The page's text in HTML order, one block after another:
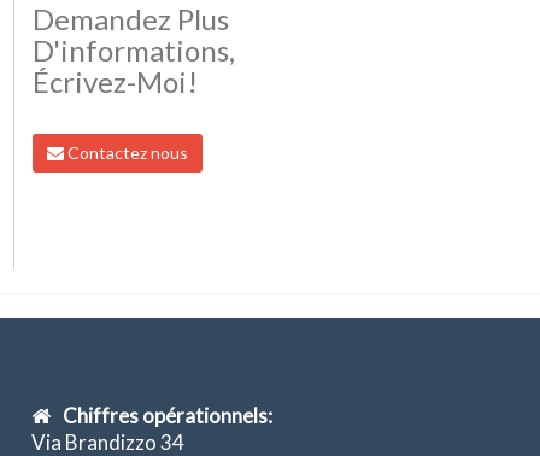
Demandez Plus
D'informations,
Écrivez-Moi!
Contactez nous
Chiffres opérationnels:
Via Brandizzo 34